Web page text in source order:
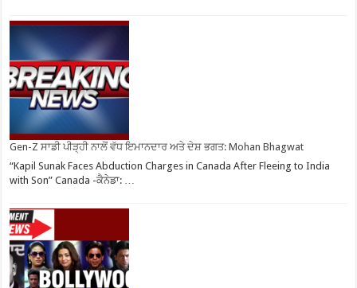
Gen-Z ਸਾਡੀ ਪੀੜ੍ਹੀ ਨਾਲੋਂ ਵੱਧ ਇਮਾਨਦਾਰ ਅਤੇ ਦੇਸ਼ ਭਗਤ: Mohan Bhagwat
“Kapil Sunak Faces Abduction Charges in Canada After Fleeing to India
with Son” Canada -ਕੈਨੇਡਾ: …